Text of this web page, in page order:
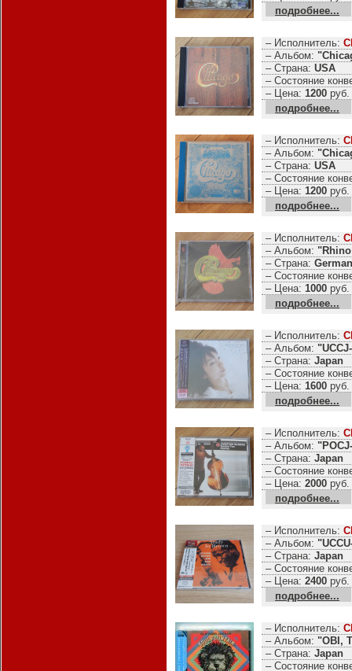
подробнее...
– Исполнитель:
– Альбом:
– Страна: USA
– Состояние
– Цена: 1200 руб.
подробнее...
– Исполнитель:
– Альбом:
– Страна: USA
– Состояние
– Цена: 1200 руб.
подробнее...
– Исполнитель:
– Альбом: "Rhino
– Страна:
– Состояние
– Цена: 1000 руб.
подробнее...
– Исполнитель:
– Альбом:
– Страна: Japan
– Состояние
– Цена: 1600 руб.
подробнее...
– Исполнитель:
– Альбом:
– Страна: Japan
– Состояние
– Цена: 2000 руб.
подробнее...
– Исполнитель:
– Альбом:
– Страна: Japan
– Состояние
– Цена: 2400 руб.
подробнее...
– Исполнитель:
– Альбом: "OBI,
– Страна: Japan
– Состояние